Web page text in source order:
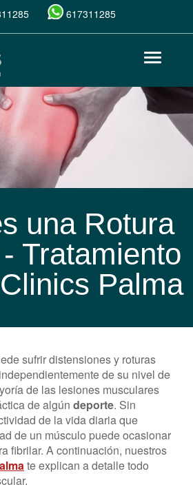
617311285
Toggle
una Rotura
Tratamiento
Palma
sufrir distensiones y roturas
de su nivel de
de las lesiones musculares
de algún deporte. Sin
de la vida diaria que
de un músculo puede ocasionar
fibrilar. A continuación, nuestros
te explican a detalle todo